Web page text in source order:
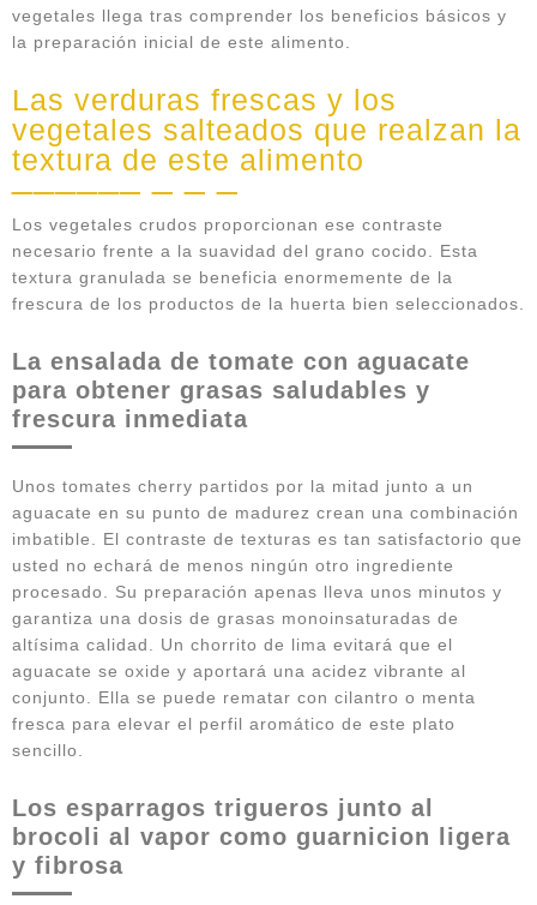
vegetales llega tras comprender los beneficios básicos y
la preparación inicial de este alimento.
Las verduras frescas y los
vegetales salteados que realzan la
textura de este alimento
Los vegetales crudos proporcionan ese contraste
necesario frente a la suavidad del grano cocido. Esta
textura granulada se beneficia enormemente de la
frescura de los productos de la huerta bien seleccionados.
La ensalada de tomate con aguacate
para obtener grasas saludables y
frescura inmediata
Unos tomates cherry partidos por la mitad junto a un
aguacate en su punto de madurez crean una combinación
imbatible. El contraste de texturas es tan satisfactorio que
usted no echará de menos ningún otro ingrediente
procesado. Su preparación apenas lleva unos minutos y
garantiza una dosis de grasas monoinsaturadas de
altísima calidad. Un chorrito de lima evitará que el
aguacate se oxide y aportará una acidez vibrante al
conjunto. Ella se puede rematar con cilantro o menta
fresca para elevar el perfil aromático de este plato
sencillo.
Los esparragos trigueros junto al
brocoli al vapor como guarnicion ligera
y fibrosa